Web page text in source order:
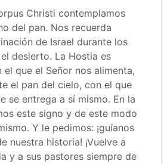
Christi contemplamos
del pan. Nos recuerda
de Israel durante los
desierto. La Hostia es
el que el Señor nos alimenta,
el pan del cielo, con el que
se entrega a sí mismo. En la
este signo y de este modo
Y le pedimos: ¡guíanos
nuestra historia! ¡Vuelve a
y a sus pastores siempre de